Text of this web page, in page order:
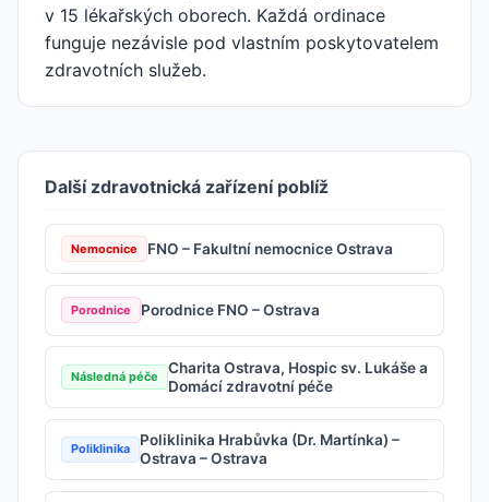
v 15 lékařských oborech. Každá ordinace
funguje nezávisle pod vlastním poskytovatelem
zdravotních služeb.
Další zdravotnická zařízení poblíž
Nemocnice FNO – Fakultní nemocnice Ostrava
Porodnice Porodnice FNO – Ostrava
Následná péče
Charita Ostrava, Hospic sv. Lukáše a
Domácí zdravotní péče
Poliklinika
Poliklinika Hrabůvka (Dr. Martínka) –
Ostrava – Ostrava